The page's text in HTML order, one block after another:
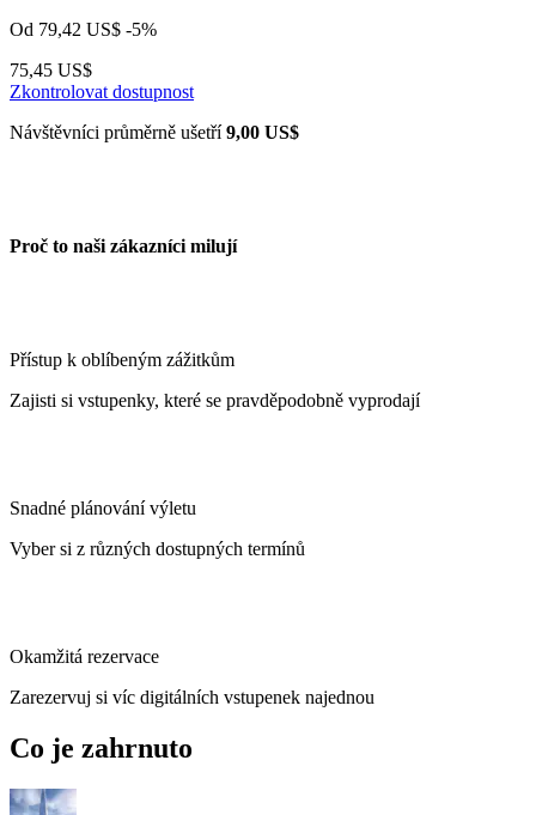
Od 79,42 US$ -5%
75,45 US$
Zkontrolovat dostupnost
Návštěvníci průměrně ušetří9,00 US$
Proč to naši zákazníci milují
Přístup k oblíbeným zážitkům
Zajisti si vstupenky, které se pravděpodobně vyprodají
Snadné plánování výletu
Vyber si z různých dostupných termínů
Okamžitá rezervace
Zarezervuj si víc digitálních vstupenek najednou
Co je zahrnuto